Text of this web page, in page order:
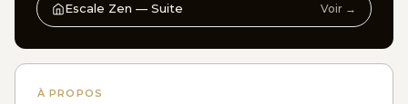
Escale Zen — Suite Voir →
À PROPOS